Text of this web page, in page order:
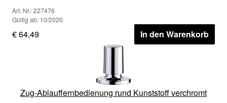
Art. Nr.: 227476
Gültig ab: 10/2020
€ 64,49 In den Warenkorb
Zug-Ablauffernbedienung rund Kunststoff verchromt